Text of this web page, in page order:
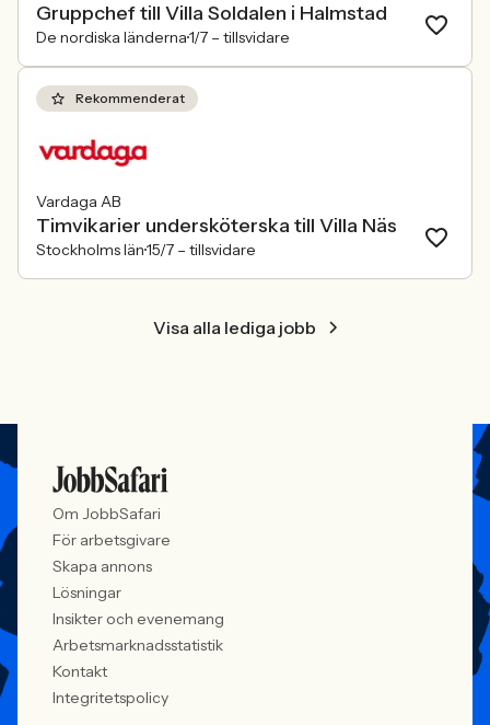
Gruppchef till Villa Soldalen i Halmstad
De nordiska länderna1/7 – tillsvidare
Rekommenderat
Vardaga AB
Timvikarier undersköterska till Villa Näs
Stockholms län15/7 – tillsvidare
Visa alla lediga jobb
Om JobbSafari
För arbetsgivare
Skapa annons
Lösningar
Insikter och evenemang
Arbetsmarknadsstatistik
Kontakt
Integritetspolicy